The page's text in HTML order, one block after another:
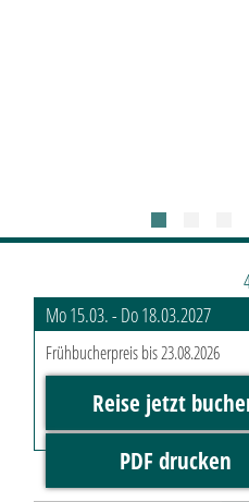
Mo 15.03. - Do 18.03.2027
Frühbucherpreis bis 23.08.2026
Reise jetzt
PDF drucken